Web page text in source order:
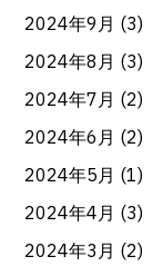
2024年9月 (3)
2024年8月 (3)
2024年7月 (2)
2024年6月 (2)
2024年5月 (1)
2024年4月 (3)
2024年3月 (2)